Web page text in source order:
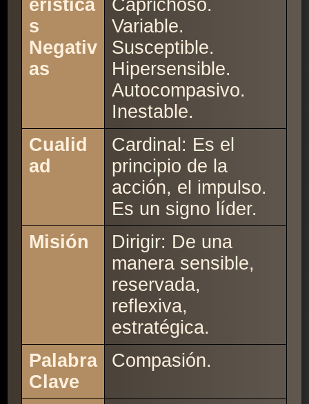
erística
s
Negativ
as
Caprichoso.
Variable.
Susceptible.
Hipersensible.
Autocompasivo.
Inestable.
Cualid
ad
Cardinal: Es el
principio de la
acción, el impulso.
Es un signo líder.
Misión
Dirigir: De una
manera sensible,
reservada,
reflexiva,
estratégica.
Palabra
Clave
Compasión.